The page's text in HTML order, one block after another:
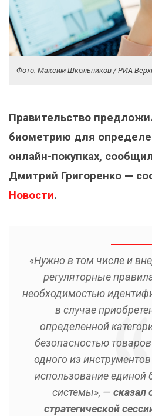
Фото: Максим Школьников / РИА
Правительство
биометрию для
онлайн-покупках,
Дмитрий Григоренко —
Новости.
«Нужно в том числе и
регуляторные
необходимостью
в случае
определенной
безопасностью
одного из
использование единой
системы», — сказал
стратегической